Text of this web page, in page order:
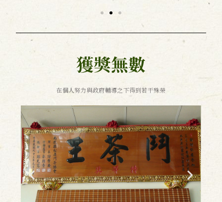
獲獎無數
在個人努力與政府輔導之下得到若干殊榮